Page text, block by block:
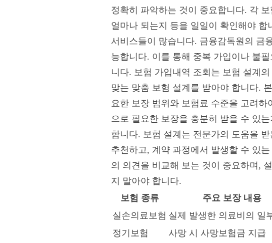
정확히 파악하는 것이 중요합니다. 각
얼마나 되는지 등을 일일이 확인해야
서비스들이 많습니다. 금융감독원의 금
능합니다. 이를 통해 중복 가입이나 불
니다. 보험 가입내역 조회는 보험 설계
맞는 맞춤 보험 설계를 받아야 합니다.
요한 보장 범위와 보험료 수준을 고려
으로 필요한 보장을 충분히 받을 수 있
합니다. 보험 설계는 전문가의 도움을
추천하고, 계약 과정에서 발생할 수 있
의 의견을 비교해 보는 것이 중요하며,
지 말아야 합니다.
보험 종류
주요 보장 내용
실손의료보험 실제 발생한 의료비의 일
정기보험
사망 시 사망보험금 지급